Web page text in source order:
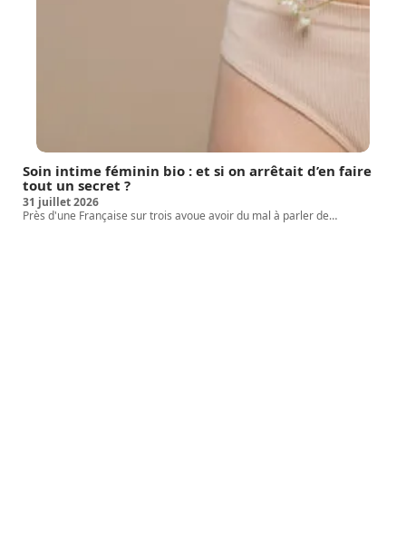
Soin intime féminin bio : et si on arrêtait d’en faire
tout un secret ?
31 juillet 2026
Près d'une Française sur trois avoue avoir du mal à parler de…